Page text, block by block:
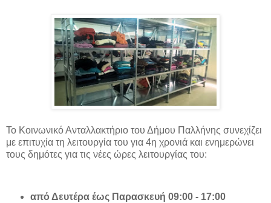
Το Κοινωνικό Ανταλλακτήριο του Δήμου Παλλήνης συνεχίζει
με επιτυχία τη λειτουργία του για 4η χρονιά και ενημερώνει
τους δημότες για τις νέες ώρες λειτουργίας του:
από Δευτέρα έως Παρασκευή 09:00 - 17:00